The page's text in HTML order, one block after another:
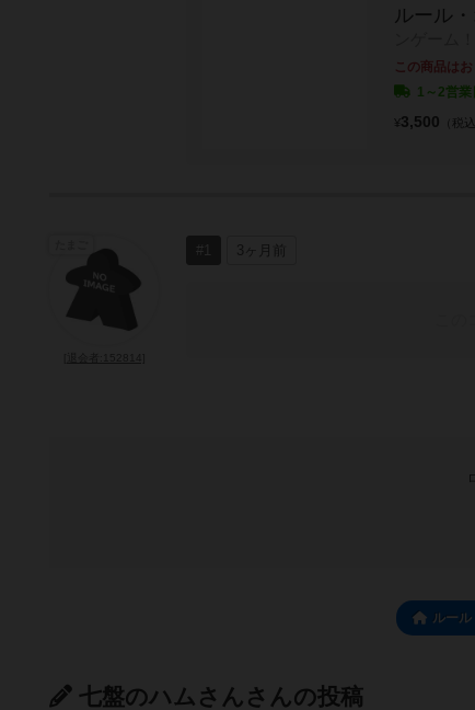
ルール
この商品は
1～2営業
¥3,500 （税込
3ヶ月前
ルー
七盤のハムさんさんの投稿